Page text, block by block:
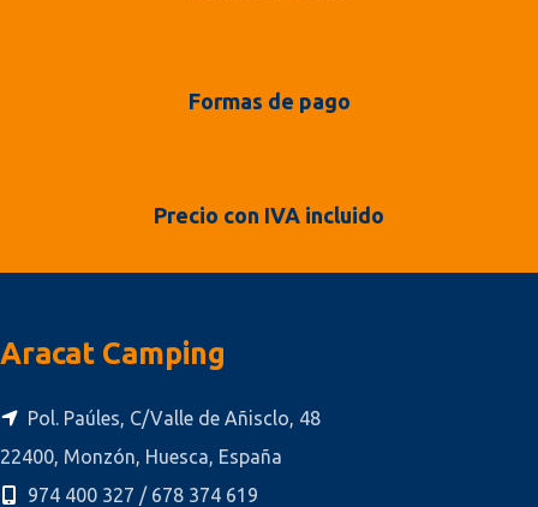
Formas de pago
Precio con IVA incluido
Aracat Camping
Pol. Paúles, C/Valle de Añisclo, 48
22400, Monzón, Huesca, España
974 400 327 / 678 374 619